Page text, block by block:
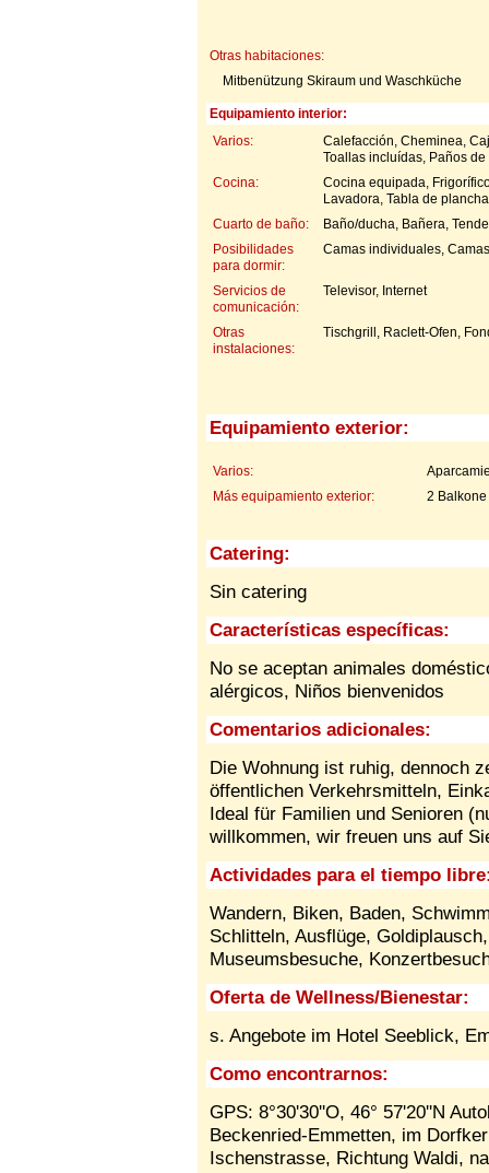
Otras habitaciones:
Mitbenützung Skiraum und Waschküche
Equipamiento interior:
Varios:
Calefacción, Cheminea,
Toallas incluídas, Paños
Cocina:
Cocina equipada,
Lavadora, Tabla de
Cuarto de baño:
Baño/ducha, Bañera,
Posibilidades
para dormir:
Camas individuales,
Servicios de
comunicación:
Televisor, Internet
Otras
instalaciones:
Tischgrill, Raclett-Ofen,
Equipamiento exterior:
Varios:
Más equipamiento exterior:
2
Catering:
Sin catering
Características específicas:
No se aceptan animales
alérgicos, Niños bienvenidos
Comentarios adicionales:
Die Wohnung ist ruhig, dennoch
öffentlichen Verkehrsmitteln,
Ideal für Familien und Senioren
willkommen, wir freuen uns auf
Actividades para el tiempo
Wandern, Biken, Baden,
Schlitteln, Ausflüge,
Museumsbesuche,
Oferta de Wellness/Bienestar:
s. Angebote im Hotel Seeblick,
Como encontrarnos:
GPS: 8°30'30''O, 46° 57'20''N
Beckenried-Emmetten, im
Ischenstrasse, Richtung Waldi,